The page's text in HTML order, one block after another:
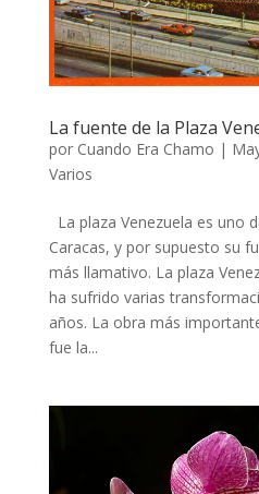
La fuente de la Plaza
por Cuando Era Chamo |
Varios
La plaza Venezuela es uno
Caracas, y por supuesto su
más llamativo. La plaza
ha sufrido varias
años. La obra más
fue la...